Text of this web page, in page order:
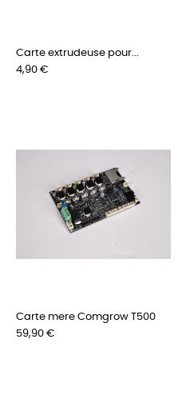
Carte extrudeuse pour...
Preis
4,90 €
Carte mere Comgrow T500
Preis
59,90 €